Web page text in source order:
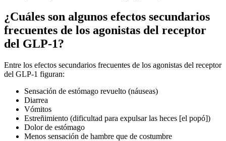
¿Cuáles son algunos efectos secundarios
frecuentes de los agonistas del receptor
del GLP-1?
Entre los efectos secundarios frecuentes de los agonistas del receptor
del GLP-1 figuran:
Sensación de estómago revuelto (náuseas)
Diarrea
Vómitos
Estreñimiento (dificultad para expulsar las heces [el popó])
Dolor de estómago
Menos sensación de hambre que de costumbre